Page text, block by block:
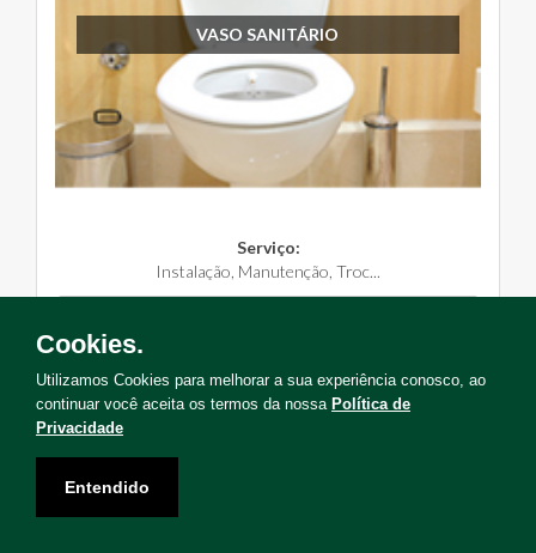
VASO SANITÁRIO
Serviço:
Instalação, Manutenção, Troc...
Solicite uma visita para levantamento de serviços!
Cookies.
Utilizamos Cookies para melhorar a sua experiência conosco, ao
continuar você aceita os termos da nossa Política de
Privacidade
Entendido